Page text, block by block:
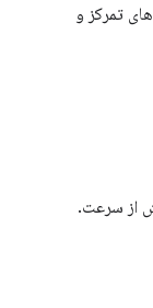
تمرکز و
از سرعت.